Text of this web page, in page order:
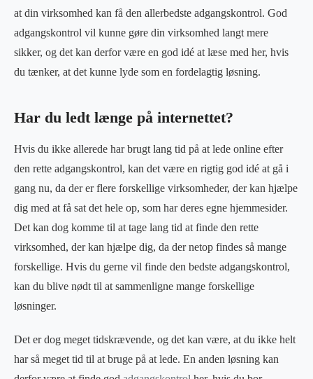
at din virksomhed kan få den allerbedste adgangskontrol. God
adgangskontrol vil kunne gøre din virksomhed langt mere
sikker, og det kan derfor være en god idé at læse med her, hvis
du tænker, at det kunne lyde som en fordelagtig løsning.
Har du ledt længe på internettet?
Hvis du ikke allerede har brugt lang tid på at lede online efter
den rette adgangskontrol, kan det være en rigtig god idé at gå i
gang nu, da der er flere forskellige virksomheder, der kan hjælpe
dig med at få sat det hele op, som har deres egne hjemmesider.
Det kan dog komme til at tage lang tid at finde den rette
virksomhed, der kan hjælpe dig, da der netop findes så mange
forskellige. Hvis du gerne vil finde den bedste adgangskontrol,
kan du blive nødt til at sammenligne mange forskellige
løsninger.
Det er dog meget tidskrævende, og det kan være, at du ikke helt
har så meget tid til at bruge på at lede. En anden løsning kan